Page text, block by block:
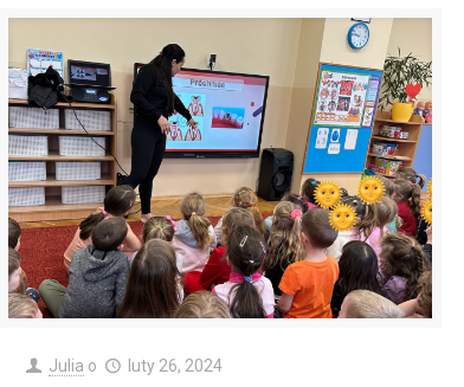
Julia o luty 26, 2024